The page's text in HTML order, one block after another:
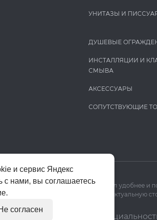
УНИТАЗЫ И
ДУШЕВЫЕ
ИНСТАЛЛЯЦИИ И
СМЫВА
АКСЕССУАРЫ
СОПУТСТВУЮЩИЕ
Яндекс Метрику, чтобы сайт работал удобнее и
ориентироваться в ассортименте. Актуальную
Политика
и сервис Яндекс
с нами, вы соглашаетесь
согласен